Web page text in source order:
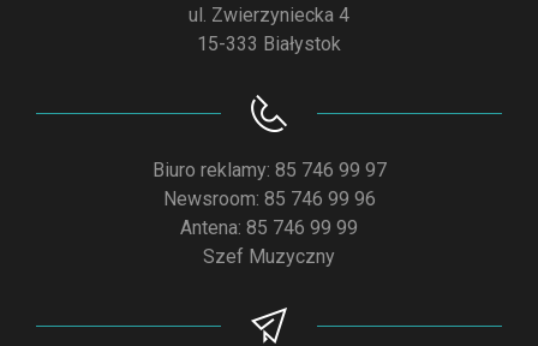
ul. Zwierzyniecka 4
15-333 Białystok
Biuro reklamy: 85 746 99 97
Newsroom: 85 746 99 96
Antena: 85 746 99 99
Szef Muzyczny